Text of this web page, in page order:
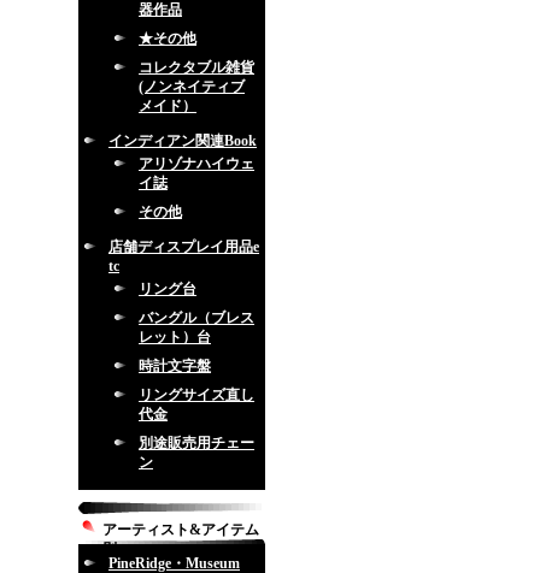
器作品
★その他
コレクタブル雑貨
(ノンネイティブ
メイド）
インディアン関連Book
アリゾナハイウェ
イ誌
その他
店舗ディスプレイ用品e
tc
リング台
バングル（ブレス
レット）台
時計文字盤
リングサイズ直し
代金
別途販売用チェー
ン
アーティスト&アイテム
別
PineRidge・Museum